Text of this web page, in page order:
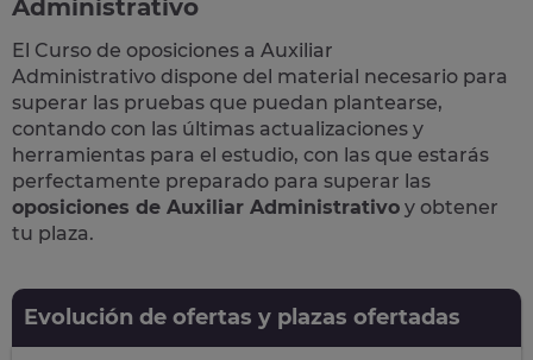
Administrativo
El Curso de oposiciones a Auxiliar
Administrativo dispone del material necesario para
superar las pruebas que puedan plantearse,
contando con las últimas actualizaciones y
herramientas para el estudio, con las que estarás
perfectamente preparado para superar las
oposiciones de Auxiliar Administrativo y obtener
tu plaza.
Evolución de ofertas y plazas ofertadas